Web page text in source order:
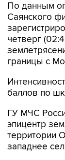
По данным
Саянского
четверг
границы с
баллов по
ГУ МЧС
эпицентр
территории
западнее